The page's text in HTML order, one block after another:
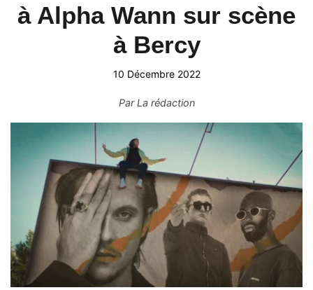
à Alpha Wann sur scène
à Bercy
10 Décembre 2022
ParLa rédaction